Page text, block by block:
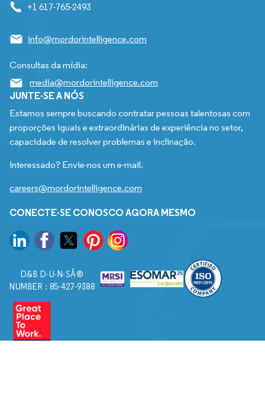
+1 617-765-2493
info@mordorintelligence.com
Consultas da mídia:
media@mordorintelligence.com
JUNTE-SE A NÓS
Estamos sempre buscando contratar pessoas talentosas com
proporções iguais e extraordinárias de experiência no setor,
capacidade de resolver problemas e inclinação.
Interessado? Envie-nos um e-mail.
careers@mordorintelligence.com
CONECTE-SE CONOSCO AGORA MESMO
D&B D-U-N-SÂ®
NUMBER : 85-427-9388